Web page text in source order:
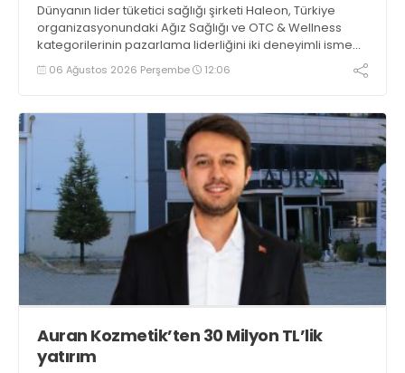
Dünyanın lider tüketici sağlığı şirketi Haleon, Türkiye
organizasyonundaki Ağız Sağlığı ve OTC & Wellness
kategorilerinin pazarlama liderliğini iki deneyimli isme
emanet etti. Ağız Sağlığı Kategorisi Liderliğine Işıl
Sağlam Balaban getirilirken, OTC & Wellness Kategorisi
06 Ağustos 2026 Perşembe 12:06
Auran Kozmetik’ten 30 Milyon TL’lik
yatırım